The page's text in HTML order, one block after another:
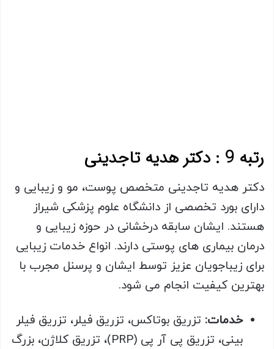
رتبه 9 : دکتر هدیه تاجدینی
دکتر هدیه تاجدینی متخصص پوست، مو و زیبایی و
دارای بورد تخصصی از دانشگاه علوم پزشکی شیراز
هستند. ایشان سابقه درخشانی در حوزه زیبایی و
درمان بیماری های پوستی دارند. انواع خدمات زیبایی
برای زیباجویان عزیز توسط ایشان و پرسنل مجرب با
بهترین کیفیت انجام می شود.
خدمات: تزریق بوتاکس، تزریق فیلر، تزریق فیلر
بینی، تزریق پی آر پی (PRP)، تزریق کلاژن، بزرگ